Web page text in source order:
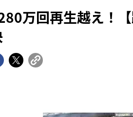
万回再生越え！